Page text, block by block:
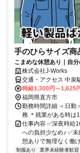
手のひらサイズ商
こまめな休憩あり｜自
株式会社J-Works
交通・アクセス 中泉
時給1,300円～1,625
福岡県直方市
勤務時間詳細 ＜日勤
務 ＊残業がある時は
仕事内容 ✅深夜時給
への負担少なめ♪ ✅
憩ありで無理なく働
制服あり 業界未経験者歓迎